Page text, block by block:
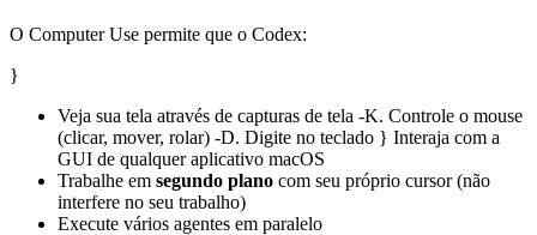
O Computer Use permite que o Codex:
}
Veja sua tela através de capturas de tela -K. Controle o mouse
(clicar, mover, rolar) -D. Digite no teclado } Interaja com a
GUI de qualquer aplicativo macOS
Trabalhe em segundo plano com seu próprio cursor (não
interfere no seu trabalho)
Execute vários agentes em paralelo